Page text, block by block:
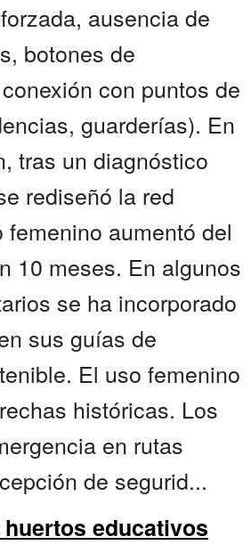
ausencia de
botones de
con puntos de
guarderías). En
tras un diagnóstico
rediseñó la red
aumentó del
10 meses. En algunos
se ha incorporado
sus guías de
El uso femenino
históricas. Los
en rutas
de segurid...
educativos